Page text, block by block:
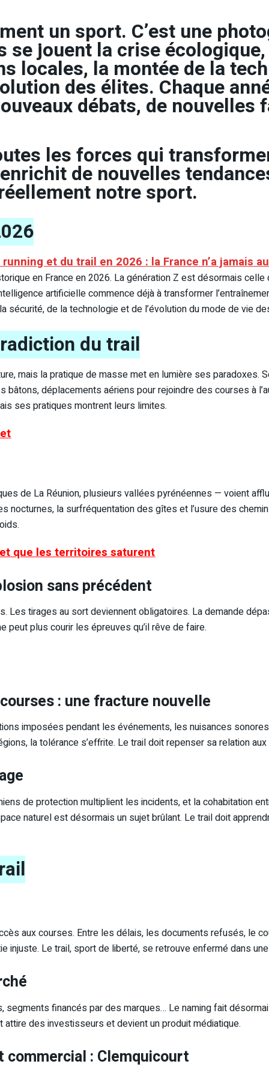
un sport. C’est une
se jouent la crise
locales, la montée de la
des élites. Chaque
débats, de nouvelles
les forces qui
de nouvelles
notre sport.
et du trail en 2026 : la France n’a jamais
en France en 2026. La génération Z est désormais
artificielle commence déjà à transformer
sécurité, de la technologie et de l’évolution du mode de vie
du trail
mais la pratique de masse met en lumière ses
déplacements aériens pour rejoindre des courses à
ses pratiques montrent leurs limites.
de La Réunion, plusieurs vallées pyrénéennes — voient
nocturnes, la surfréquentation des gîtes et l’usure des
que les territoires saturent
sans précédent
tirages au sort deviennent obligatoires. La demande
peut plus courir les épreuves qu’il rêve de faire.
: une fracture nouvelle
imposées pendant les événements, les nuisances
la tolérance s’effrite. Le trail doit repenser sa relation aux
de protection multiplient les incidents, et la cohabitation
naturel est désormais un sujet brûlant. Le trail doit
aux courses. Entre les délais, les documents refusés, le
injuste. Le trail, sport de liberté, se retrouve enfermé dans
financés par des marques… Le naming fait
des investisseurs et devient un produit médiatique.
: Clemquicourt